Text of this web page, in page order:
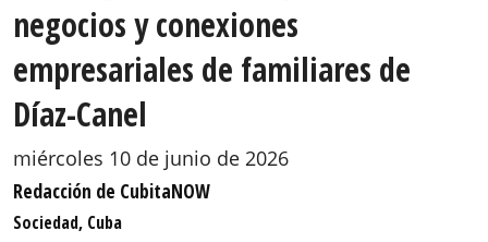
negocios y conexiones
empresariales de familiares de
Díaz-Canel
miércoles 10 de junio de 2026
Redacción de CubitaNOW
Sociedad, Cuba